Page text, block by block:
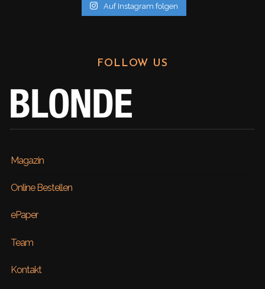
Auf Instagram folgen
FOLLOW US
Magazin
Online Bestellen
ePaper
Team
Kontakt